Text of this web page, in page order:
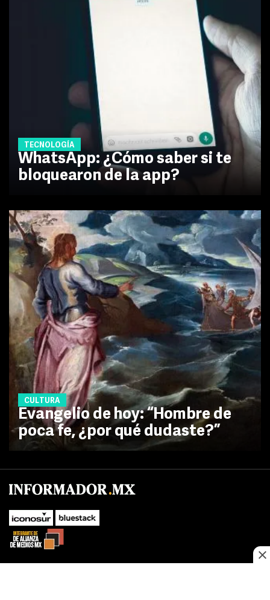
TECNOLOGÍA
WhatsApp: ¿Cómo saber si te
bloquearon de la app?
CULTURA
Evangelio de hoy: “Hombre de
poca fe, ¿por qué dudaste?”